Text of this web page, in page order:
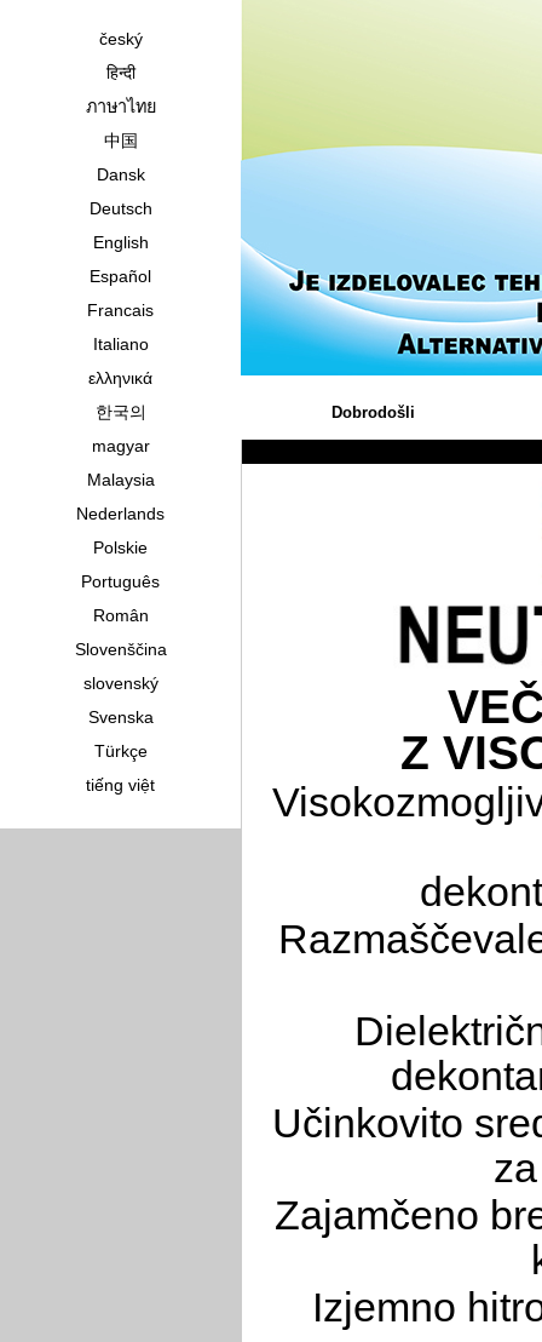
český
हिन्दी
ภาษาไทย
中国
Dansk
Deutsch
English
Español
Francais
Italiano
ελληνικά
한국의
magyar
Malaysia
Nederlands
Polskie
Português
Român
Slovenščina
slovenský
Svenska
Türkçe
tiếng việt
Dobrodošli
Z
Učinkovito
Zajamčeno
Izjemno